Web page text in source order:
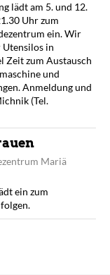
lädt am 5. und 12.
Uhr zum
ein. Wir
Utensilos in
Zeit zum Austausch
und
Anmeldung und
(Tel.
Mariä
ein zum